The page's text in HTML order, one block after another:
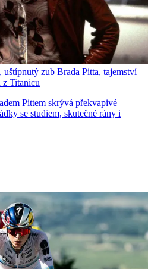
zub Brada Pitta, tajemství
z Titanicu
Pittem skrývá překvapivé
se studiem, skutečné rány i